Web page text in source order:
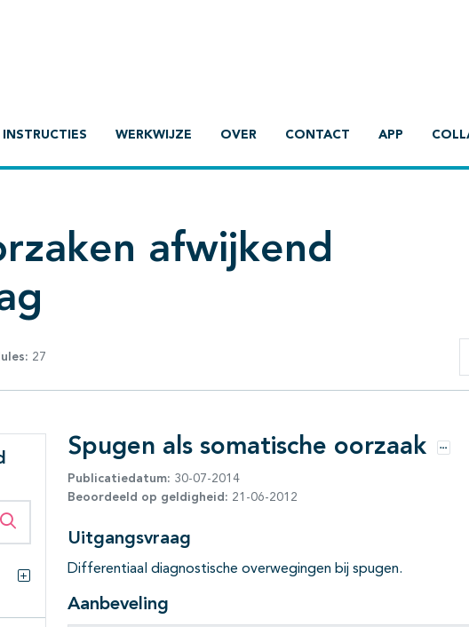
INSTRUCTIES WERKWIJZE OVER CONTACT APP
afwijkend
27
Zoeken binnen deze richtlijn
Alles openklappen
Spugen als somatische oorzaak
Publicatiedatum: 30-07-2014
Beoordeeld op geldigheid: 21-06-2012
Uitgangsvraag
Differentiaal diagnostische overwegingen bij spugen.
Aanbeveling